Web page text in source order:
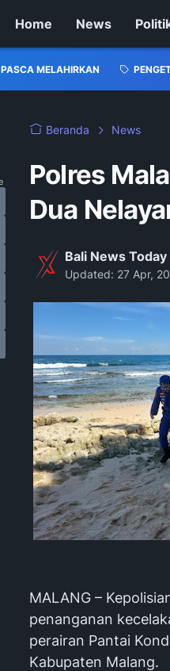
Home News
PASCA MELAHIRKAN
Beranda News
Polres
Dua
Bali News Today
Updated: 27 Apr,
MALANG –
penanganan
perairan Pantai
Kabupaten Malang.